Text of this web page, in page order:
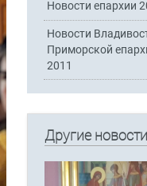
Новости епархии
Новости
Приморской
2011
Другие